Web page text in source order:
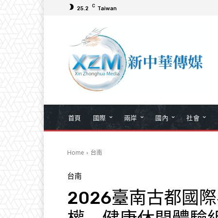
25.2 C Taiwan
首頁 國際 兩岸 國內 社會
Home 台南
台南
2026臺南古都國